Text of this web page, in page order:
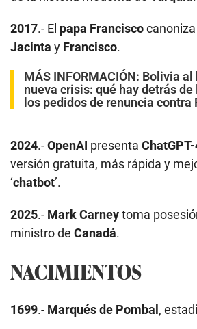
2017.- El papa Francisco
Jacinta y Francisco.
MÁS INFORMACIÓN: Bolivia al
nueva crisis: qué hay detrás
los pedidos de renuncia contra
2024.-OpenAI presenta
versión gratuita, más rápida y
‘chatbot’.
2025.- Mark Carneytoma
ministro de Canadá.
NACIMIENTOS
1699.- Marqués de Pombal,